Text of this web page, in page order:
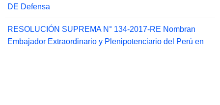
DE Defensa
RESOLUCIÓN SUPREMA N° 134-2017-RE Nombran
Embajador Extraordinario y Plenipotenciario del Perú en